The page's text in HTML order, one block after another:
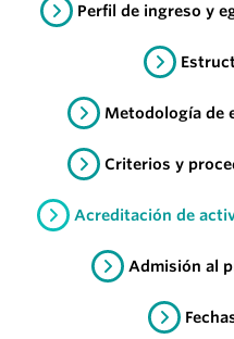
Perfil de ingreso y
Metodología de
Criterios y
Acreditación de
Admisión al